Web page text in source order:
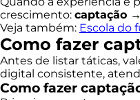
crescimento: captação
Veja também: Escola do
Como fazer
Antes de listar táticas,
digital consistente,
Como fazer